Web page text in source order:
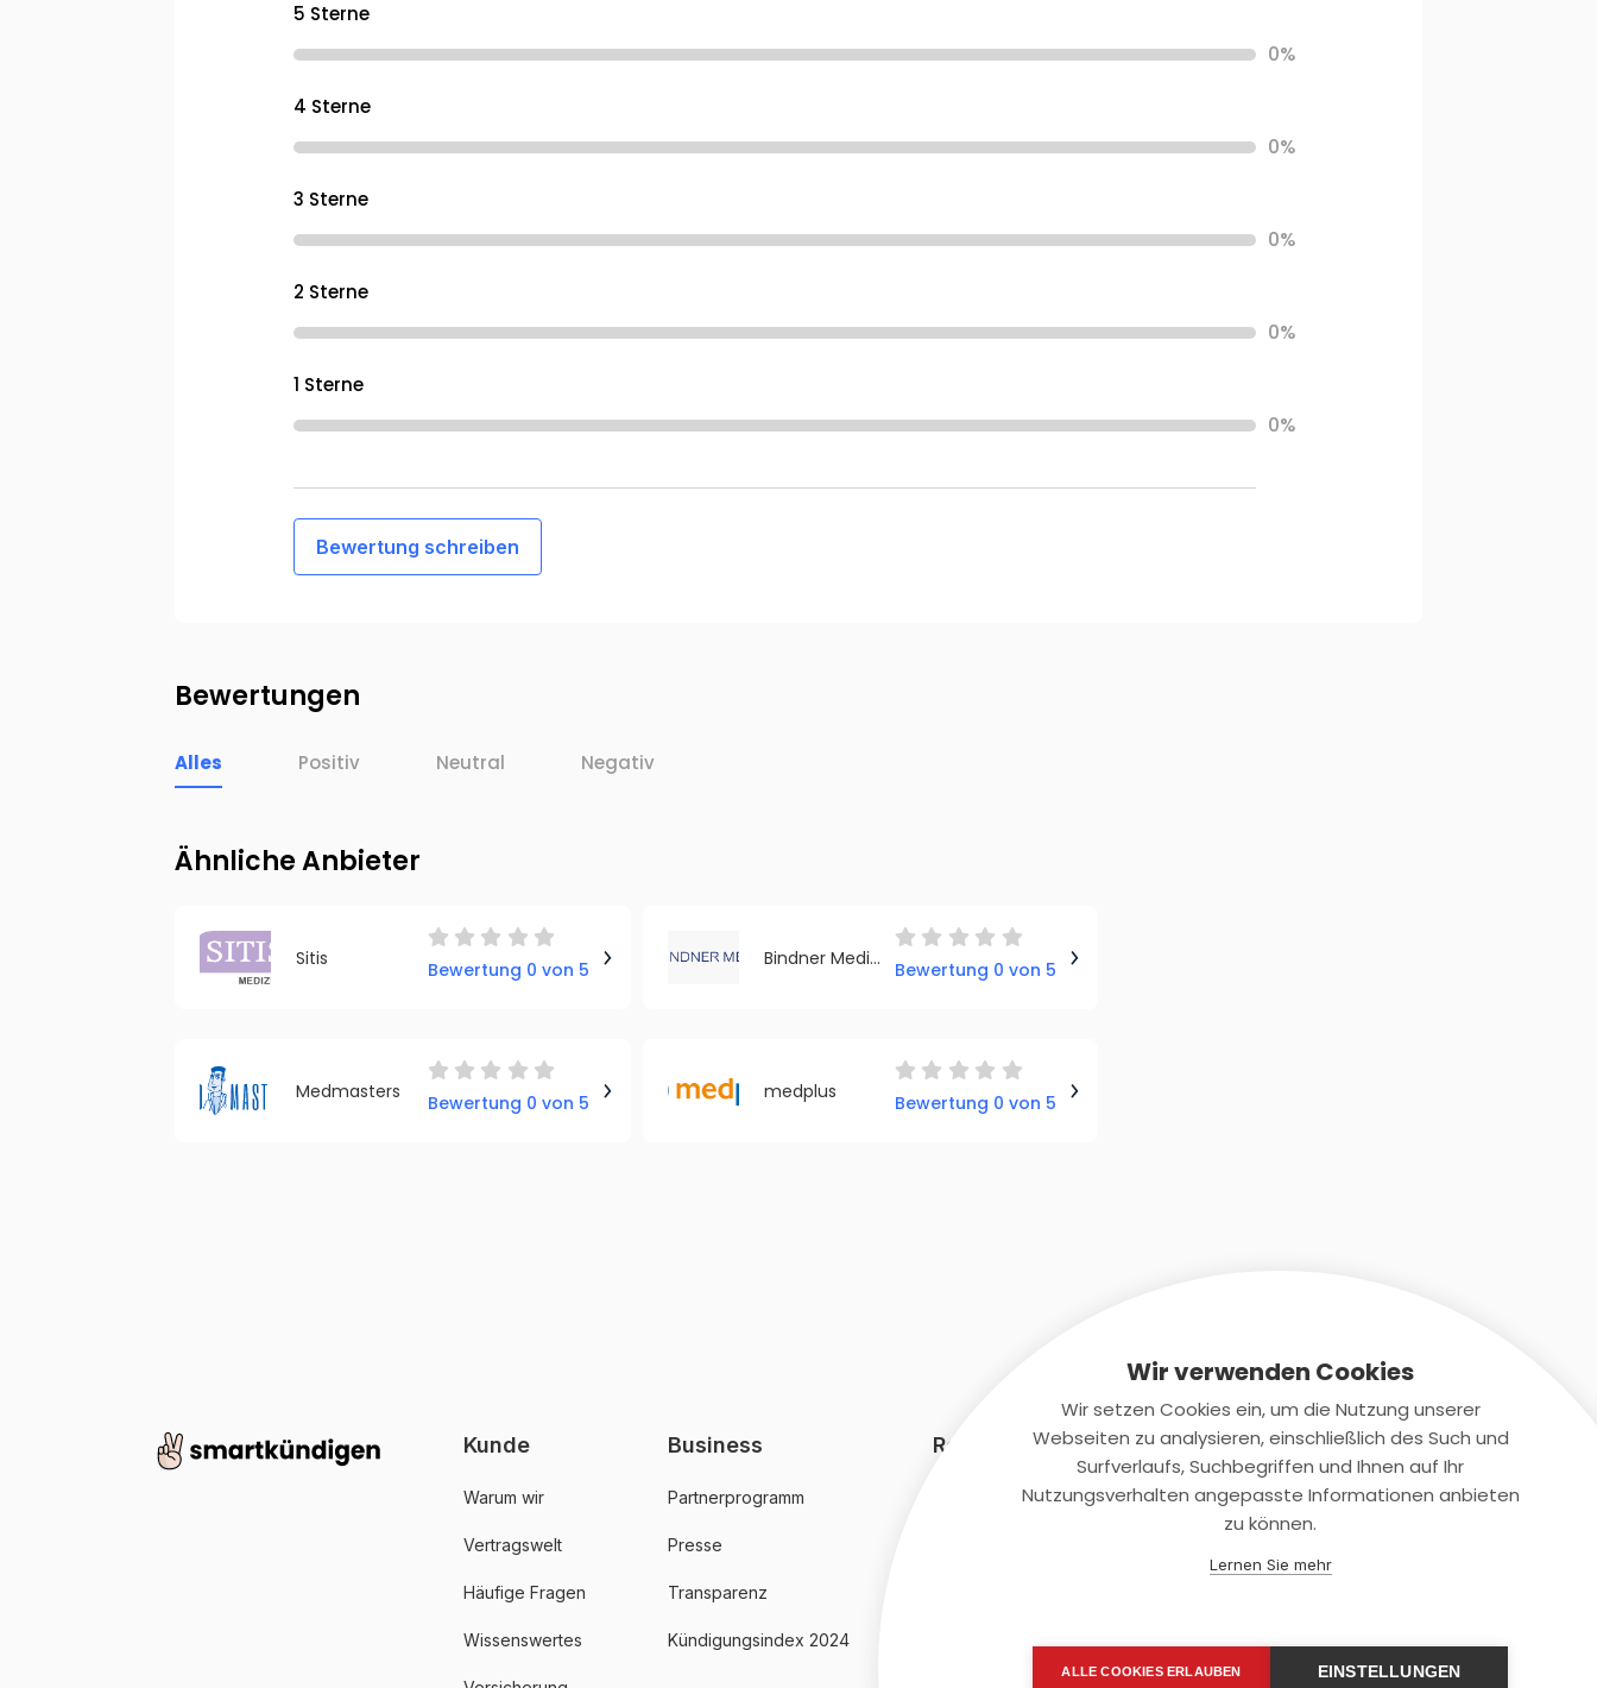
5 Sterne
0%
4 Sterne
0%
3 Sterne
0%
2 Sterne
0%
1 Sterne
0%
Bewertung schreiben
Bewertungen
Alles Positiv Neutral Negativ
Ähnliche Anbieter
Sitis
Bewertung 0 von 5
Bindner Medical
Bewertung 0 von 5
Medmasters
Bewertung 0 von 5
medplus
Bewertung 0 von 5
Kunde
Warum wir
Vertragswelt
Häufige Fragen
Wissenswertes
Business
Partnerprogramm
Presse
Transparenz
Kündigungsindex 2024
Rechtliches Kontaktiere uns
+(49)2131/708-4280
Wir verwenden Cookies
Wir setzen Cookies ein, um die Nutzung unserer
Webseiten zu analysieren, einschließlich des Such und
Surfverlaufs, Suchbegriffen und Ihnen auf Ihr
Nutzungsverhalten angepasste Informationen anbieten
zu können.
Lernen Sie mehr
ALLE COOKIES ERLAUBEN EINSTELLUNGEN